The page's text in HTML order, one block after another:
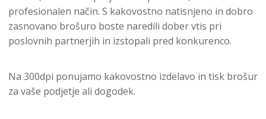
profesionalen način. S kakovostno natisnjeno in dobro
zasnovano brošuro boste naredili dober vtis pri
poslovnih partnerjih in izstopali pred konkurenco.
Na 300dpi ponujamo kakovostno izdelavo in tisk brošur
za vaše podjetje ali dogodek.